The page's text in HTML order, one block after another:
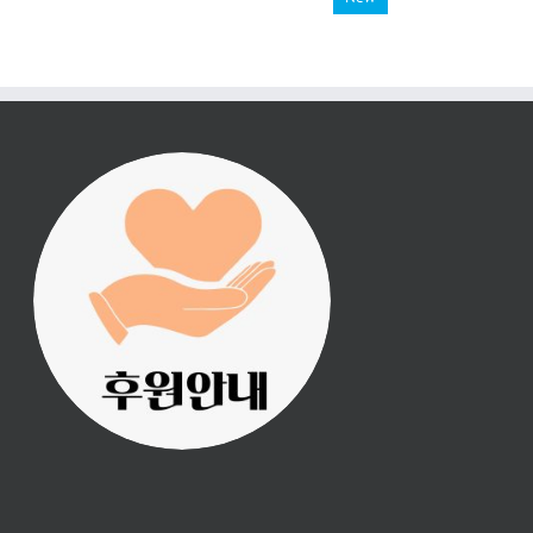
진리횃불 사역은 여러분
의 후원으로 이루어집니
다.